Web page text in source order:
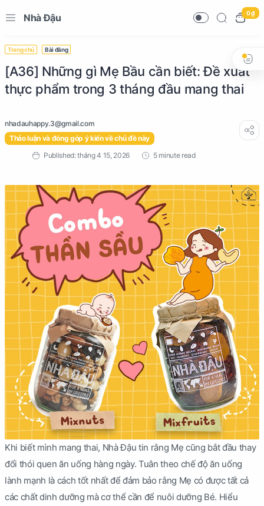
Nhà Đậu 0 ₫
Trang chủ Bài đăng
[A36] Những gì Mẹ Bầu cần biết: Đề xuất
thực phẩm trong 3 tháng đầu mang thai
Thảo luận và đóng góp ý kiến về chủ đề này
5 minute read
Khi biết mình mang thai, Nhà Đậu tin rằng Mẹ cũng bắt đầu thay
đổi thói quen ăn uống hàng ngày. Tuân theo chế độ ăn uống
lành mạnh là cách tốt nhất để đảm bảo rằng Mẹ có được tất cả
các chất dinh dưỡng mà cơ thể cần để nuôi dưỡng Bé. Hiểu